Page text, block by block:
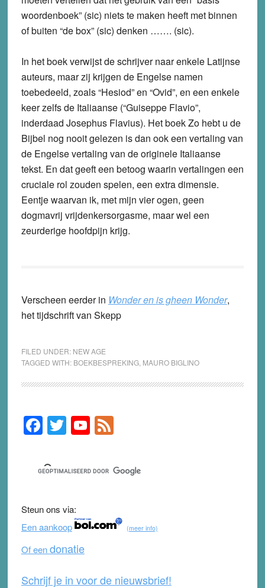
woordenboek” (sic) niets te maken heeft met binnen
of buiten “de box” (sic) denken ……. (sic).
In het boek verwijst de schrijver naar enkele Latijnse
auteurs, maar zij krijgen de Engelse namen
toebedeeld, zoals “Hesiod” en “Ovid”, en een enkele
keer zelfs de Italiaanse (“Guiseppe Flavio”,
inderdaad Josephus Flavius). Het boek Zo hebt u de
Bijbel nog nooit gelezen is dan ook een vertaling van
de Engelse vertaling van de originele Italiaanse
tekst. En dat geeft een betoog waarin vertalingen een
cruciale rol zouden spelen, een extra dimensie.
Eentje waarvan ik, met mijn vier ogen, geen
dogmavrij vrijdenkersorgasme, maar wel een
zeurderige hoofdpijn krijg.
Verscheen eerder in Wonder en is gheen Wonder,
het tijdschrift van Skepp
FILED UNDER: NEW AGE
TAGGED WITH: BOEKBESPREKING, MAURO BIGLINO
Primary
Sidebar
F
a
c
e
b
o
o
k
T
wi
tt
er
Y
o
u
T
b
e
F
e
d
Steun ons via:
Een aankoop
(meer info)
Of eendonatie
Schrijf je in voor de nieuwsbrief!